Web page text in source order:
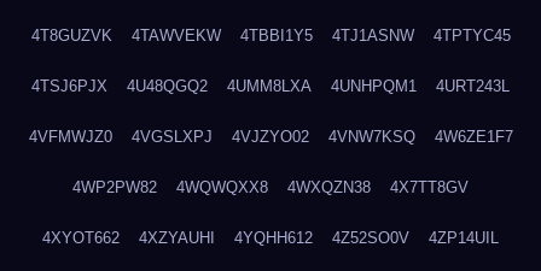
4T8GUZVK 4TAWVEKW 4TBBI1Y5 4TJ1ASNW 4TPTYC45
4TSJ6PJX 4U48QGQ2 4UMM8LXA 4UNHPQM1 4URT243L
4VFMWJZ0 4VGSLXPJ 4VJZYO02 4VNW7KSQ 4W6ZE1F7
4WP2PW82 4WQWQXX8 4WXQZN38 4X7TT8GV
4XYOT662 4XZYAUHI 4YQHH612 4Z52SO0V 4ZP14UIL